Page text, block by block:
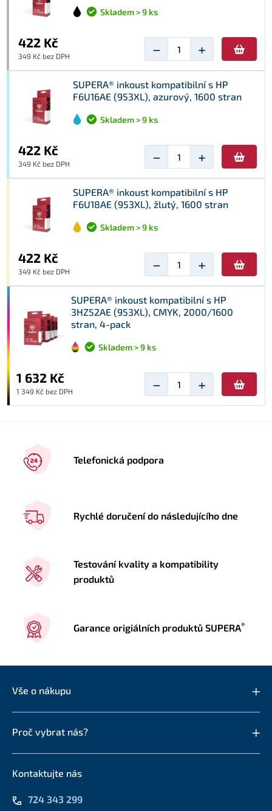
Skladem > 9 ks
422 Kč
349 Kč bez DPH − +
SUPERA® inkoust kompatibilní s HP
F6U16AE (953XL), azurový, 1600 stran
Skladem > 9 ks
422 Kč
349 Kč bez DPH − +
SUPERA® inkoust kompatibilní s HP
F6U18AE (953XL), žlutý, 1600 stran
Skladem > 9 ks
422 Kč
349 Kč bez DPH − +
SUPERA® inkoust kompatibilní s HP
3HZ52AE (953XL), CMYK, 2000/1600
stran, 4-pack
Skladem > 9 ks
1 632 Kč
1 349 Kč bez DPH − +
Telefonická podpora
Rychlé doručení do následujícího dne
Testování kvality a kompatibility
produktů
Garance origiálních produktů SUPERA®
Vše o nákupu
Proč vybrat nás?
Kontaktujte nás
724 343 299